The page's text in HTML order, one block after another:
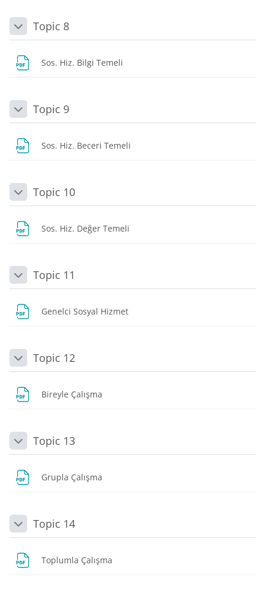
DaraltTopic 8
Sos. Hiz. Bilgi Temeli
DaraltTopic 9
Sos. Hiz. Beceri Temeli
DaraltTopic 10
Sos. Hiz. Değer Temeli
DaraltTopic 11
Genelci Sosyal Hizmet
DaraltTopic 12
Bireyle Çalışma
DaraltTopic 13
Grupla Çalışma
DaraltTopic 14
Toplumla Çalışma